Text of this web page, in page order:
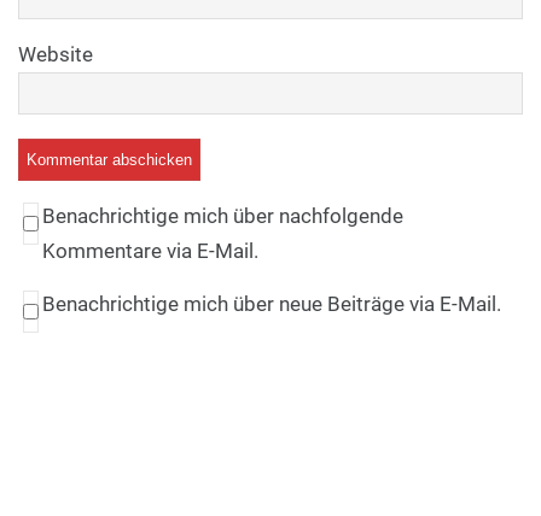
Website
Benachrichtige mich über nachfolgende
Kommentare via E-Mail.
Benachrichtige mich über neue Beiträge via E-Mail.